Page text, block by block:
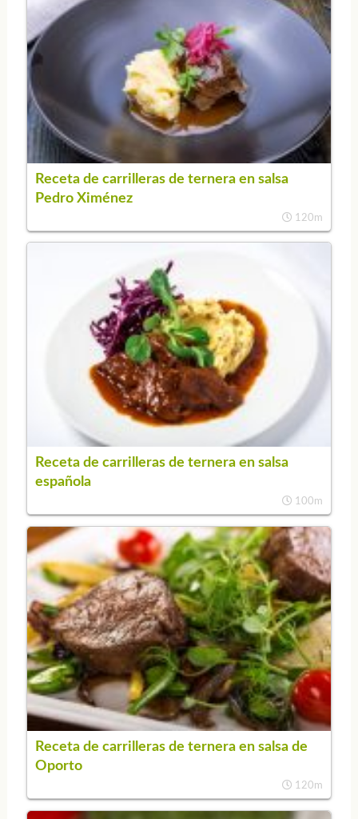
Receta de carrilleras de ternera en salsa
Pedro Ximénez
120m
Receta de carrilleras de ternera en salsa
española
100m
Receta de carrilleras de ternera en salsa de
Oporto
120m